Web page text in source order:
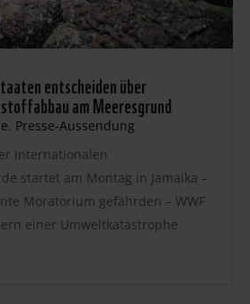
entscheiden über
am Meeresgrund
, Presse-Aussendung
internationalen
startet am Montag in Jamaika –
Moratorium gefährden – WWF
einer Umweltkatastrophe